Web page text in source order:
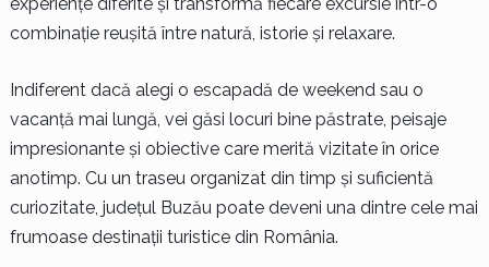
combinație reușită între natură, istorie și relaxare.
Indiferent dacă alegi o escapadă de weekend sau o
vacanță mai lungă, vei găsi locuri bine păstrate, peisaje
impresionante și obiective care merită vizitate în orice
anotimp. Cu un traseu organizat din timp și suficientă
curiozitate, județul Buzău poate deveni una dintre cele mai
frumoase destinații turistice din România.